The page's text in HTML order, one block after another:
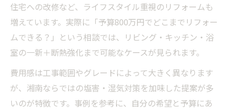
住宅への改修など、ライフスタイル重視のリフォームも
増えています。実際に「予算800万円でどこまでリフォー
ムできる？」という相談では、リビング・キッチン・浴
室の一新＋断熱強化まで可能なケースが見られます。
費用感は工事範囲やグレードによって大きく異なります
が、湘南ならではの塩害・湿気対策を加味した提案が多
いのが特徴です。事例を参考に、自分の希望と予算にあ